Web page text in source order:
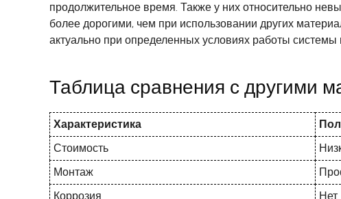
продолжительное время. Также у них относительно
более дорогими, чем при использовании других
актуально при определенных условиях работы
Таблица сравнения с другими
Характеристика
Стоимость
Монтаж
Коррозия
Нет